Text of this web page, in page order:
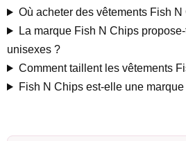
Où acheter des vêtements Fish N
La marque Fish N Chips
unisexes ?
Comment taillent les vêtements
Fish N Chips est-elle une